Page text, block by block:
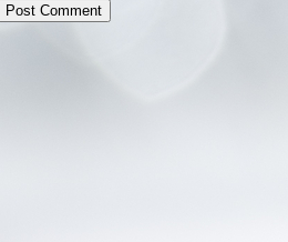
Post Comment